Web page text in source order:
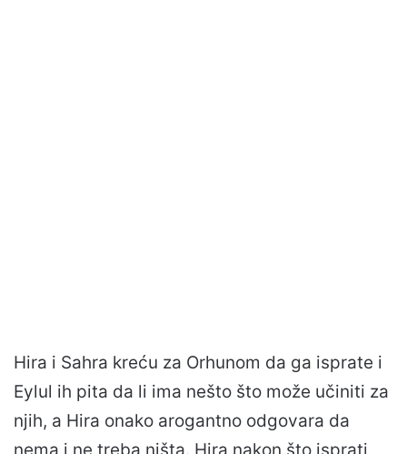
Hira i Sahra kreću za Orhunom da ga isprate i
Eylul ih pita da li ima nešto što može učiniti za
njih, a Hira onako arogantno odgovara da
nema i ne treba ništa. Hira nakon što isprati